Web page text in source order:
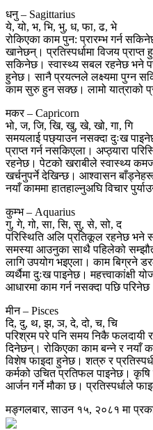
धनु – Sagittarius
ये, यो, भ, भि, भु, ध, फा, ढ, भे
रोकिएका काम पुन: प्रारम्भ गर्न
खानेछन्। प्रतिस्पर्धामा विजय प्राप्त
सकिनेछ। स्वास्थ्य सबल रहनेछ भने
हुनेछ। सानै प्रयत्नले लक्ष्यमा पुग्न
काम सुरु हुन सक्छ। लामो यात्राको
मकर – Capricorn
भो, ज, जि, खि, खु, खे, खो, गा, गि
समयलाई पछ्याउन नसक्दा दुःख
प्राप्त गर्न नसकिएला। अप्ठ्यारा
रहनेछ। पेटको खराबीले स्वास्थ्य
खर्चनुपर्ने देखिन्छ। आश्वासन
नयाँ काममा हातहाल्नुअघि विचार
कुम्भ – Aquarius
गु, गे, गो, सा, सि, सु, से, सो, द
परिस्थिति अलि प्रतिकूल रहनेछ भने
समस्या आउनुका साथै पहिलेको
लागि उपयोग भइएला। काम बिग्रने
व्यर्थैमा दुःख पाइनेछ। महत्त्वाकांक्षी
आधारमा काम गर्न नसक्दा पछि
मीन – Pisces
दि, दु, थ, झ, ञ, दे, दो, च, चि
परिश्रम परे पनि समय निकै फलदायी
दिनेछन्। रोकिएका काम बन्ने र नयाँ
विशेष फाइदा हुनेछ। शत्रु र
कर्मको उचित प्रतिफल पाइनेछ।
आर्जन गर्ने मौका छ। प्रतिस्पर्धाले
मङ्गलबार, साउन १५, २०८१ मा